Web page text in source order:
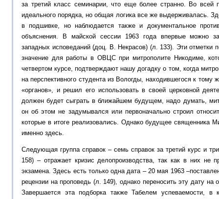
за третий класс семинарии, что еще более странно. Во всей
идеального порядка, но общая логика все же выдерживалась.
в подшивке, но наблюдается также и документальное
объяснения. В майской сессии 1963 года впервые можно
западных исповеданий (доц. В. Некрасов) (л. 133). Эти
значение для работы в ОВЦС при митрополите Никодиме,
четвертом курсе, подтверждают нашу догадку о том, когда
на перспективного студента из Вологды, находившегося к
«органов», и решил его использовать в своей церковной
должен будет сыграть в ближайшем будущем, надо думать,
он об этом не задумывался или первоначально строил
которые в итоге реализовались. Однако будущее священника
именно здесь.
Следующая группа справок – семь справок за третий курс и
158) – отражает кризис делопроизводства, так как в них не
экзамена. Здесь есть только одна дата – 20 мая 1963
рецензии на проповедь (л. 149), однако переносить эту дату на
Завершается эта подборка также Табелем успеваемости, в